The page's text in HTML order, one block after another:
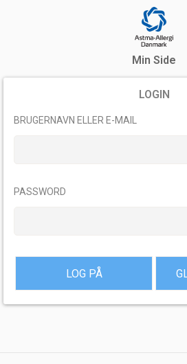
Min Side
LOGIN
BRUGERNAVN ELLER E-MAIL
PASSWORD